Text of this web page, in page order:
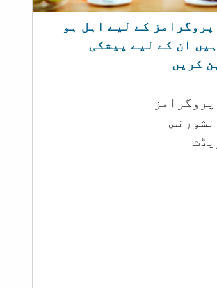
پروگرامز کے لیے اہل ہو
ان کے لیے پیشکی
کریں